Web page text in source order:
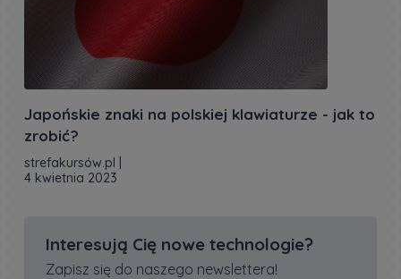
Japońskie znaki na polskiej klawiaturze - jak to
zrobić?
strefakursów.pl
4 kwietnia 2023
Interesują Cię nowe technologie?
Zapisz się do naszego newslettera!